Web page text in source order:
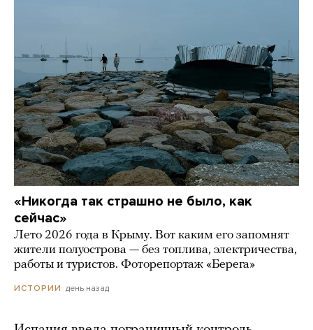
«Никогда так страшно не было, как
сейчас»
Лето 2026 года в Крыму. Вот каким его запомнят
жители полуострова — без топлива, электричества,
работы и туристов. Фоторепортаж «Берега»
ИСТОРИИ день назад